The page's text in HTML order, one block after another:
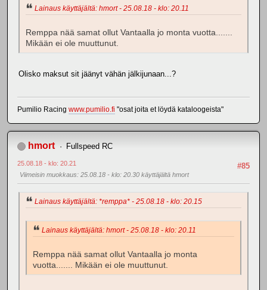
Lainaus käyttäjältä: hmort - 25.08.18 - klo: 20.11
Remppa nää samat ollut Vantaalla jo monta vuotta.......
Mikään ei ole muuttunut.
Olisko maksut sit jäänyt vähän jälkijunaan...?
Pumilio Racing www.pumilio.fi "osat joita et löydä kataloogeista"
hmort Fullspeed RC
#85
25.08.18 - klo: 20.21
Viimeisin muokkaus: 25.08.18 - klo: 20.30 käyttäjältä hmort
Lainaus käyttäjältä: *remppa* - 25.08.18 - klo: 20.15
Lainaus käyttäjältä: hmort - 25.08.18 - klo: 20.11
Remppa nää samat ollut Vantaalla jo monta
vuotta....... Mikään ei ole muuttunut.